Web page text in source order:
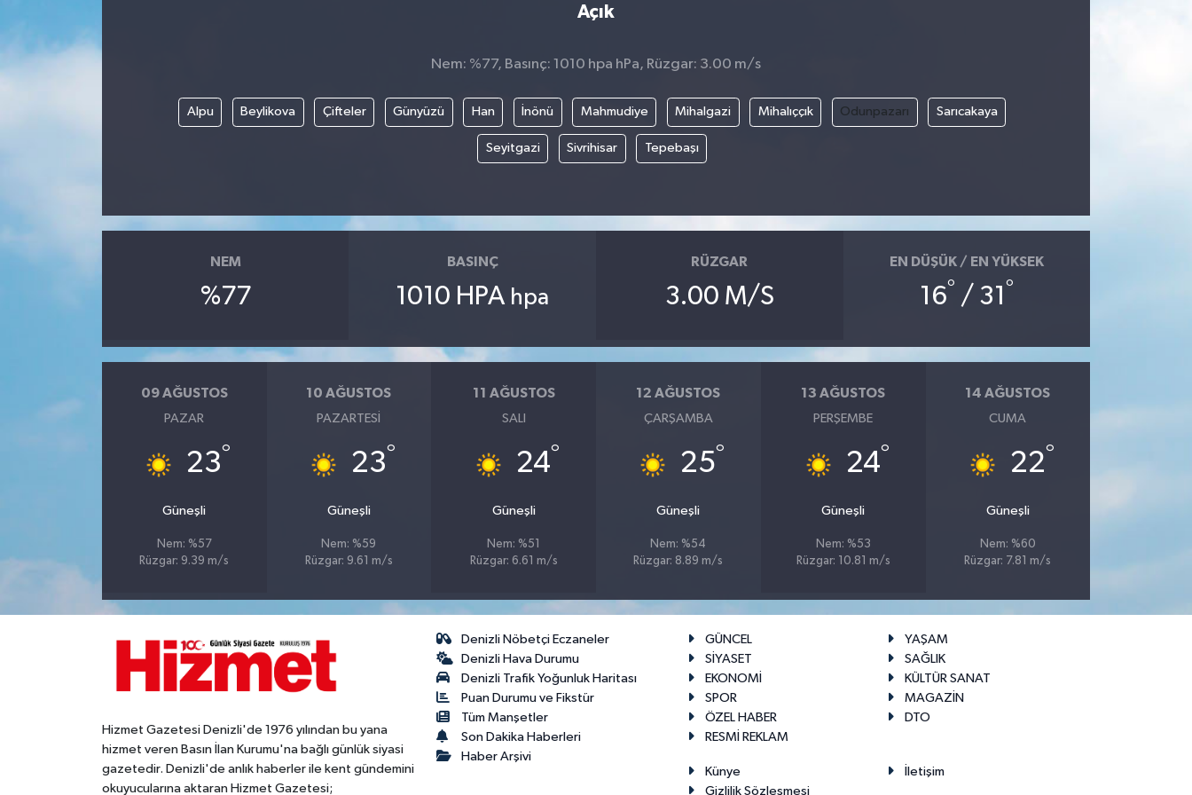
Açık
Nem: %77, Basınç: 1010 hpa hPa, Rüzgar: 3.00 m/s
Alpu Beylikova Çifteler Günyüzü Han İnönü Mahmudiye Mihalgazi Mihalıççık Odunpazarı Sarıcakaya
Seyitgazi Sivrihisar Tepebaşı
NEM
%77
BASINÇ
1010 HPA hpa
RÜZGAR
3.00 M/S
EN DÜŞÜK / EN YÜKSEK
16° / 31°
09 AĞUSTOS
PAZAR
23°
Güneşli
Nem: %57
Rüzgar: 9.39 m/s
10 AĞUSTOS
PAZARTESI
23°
Güneşli
Nem: %59
Rüzgar: 9.61 m/s
11 AĞUSTOS
SALI
24°
Güneşli
Nem: %51
Rüzgar: 6.61 m/s
12 AĞUSTOS
ÇARŞAMBA
25°
Güneşli
Nem: %54
Rüzgar: 8.89 m/s
13 AĞUSTOS
PERŞEMBE
24°
Güneşli
Nem: %53
Rüzgar: 10.81 m/s
14 AĞUSTOS
CUMA
22°
Güneşli
Nem: %60
Rüzgar: 7.81 m/s
Hizmet Gazetesi Denizli'de 1976 yılından bu yana
hizmet veren Basın İlan Kurumu'na bağlı günlük siyasi
gazetedir. Denizli'de anlık haberler ile kent gündemini
okuyucularına aktaran Hizmet Gazetesi;
Denizli Nöbetçi Eczaneler
Denizli Hava Durumu
Denizli Trafik Yoğunluk Haritası
Puan Durumu ve Fikstür
Tüm Manşetler
Son Dakika Haberleri
Haber Arşivi
GÜNCEL
YAŞAM
SİYASET
SAĞLIK
EKONOMİ
KÜLTÜR SANAT
SPOR
MAGAZİN
ÖZEL HABER
DTO
RESMİ REKLAM
Künye
İletişim
Gizlilik Sözleşmesi
ÖZEL HABER